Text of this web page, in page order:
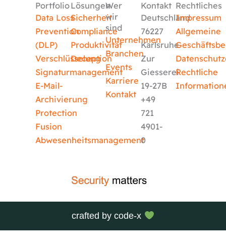
Portfolio
Data Loss
Prevention
(DLP)
Verschlüsselung
Signaturmanagement
E-Mail-
Archivierung
Protection
Fusion
Abwesenheitsmanagement
Lösungen
Sicherheit
Compliance
Produktivität
Deception
Wer
wir
sind
Unternehmen
Branchen
Events
Karriere
Kontakt
Kontakt
Deutschland
76227
Karlsruhe
Zur
Giesserei
19-27B
+49
721
4901-
0
Rechtliches
Impressum
Allgemeine
Rechtliche
crafted bycode-x